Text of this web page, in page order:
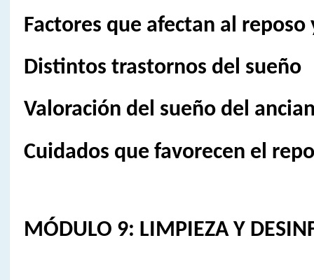
Factores que afectan al reposo
Distintos trastornos del sueño
Valoración del sueño del
Cuidados que favorecen el
MÓDULO 9: LIMPIEZA Y